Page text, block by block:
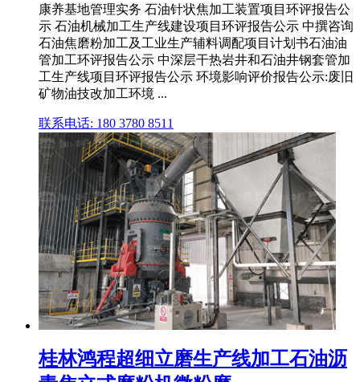
康养基地管理实务 石油针状焦加工装置项目环评报告公
示 石油机械加工生产线建设项目环评报告公示 中撰咨询
石油焦磨粉加工及工业生产辅料调配项目计划书石油油
管加工环评报告公示 中深层干热岩井和石油井钢套管加
工生产线项目环评报告公示 环境影响评价报告公示:废旧
矿物油技改加工环境 ...
联系电话: 180 3780 8511
桂林鸿程超细立磨生产线加工石油沥